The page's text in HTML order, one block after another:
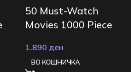
50 Must-Watch
Movies 1000 Piece
1.890 ден
ВО КОШНИЧКА